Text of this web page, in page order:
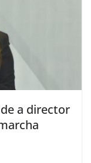
a director